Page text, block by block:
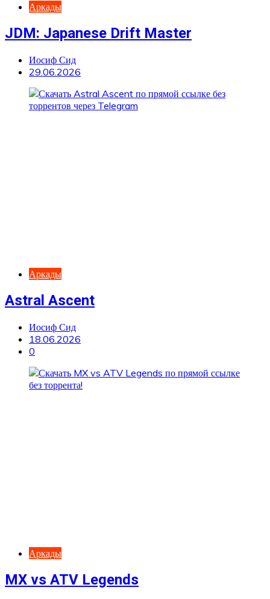
Аркады
JDM: Japanese Drift Master
Иосиф Сид
29.06.2026
Аркады
Astral Ascent
Иосиф Сид
18.06.2026
0
Аркады
MX vs ATV Legends